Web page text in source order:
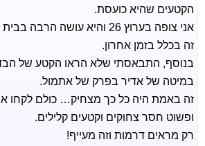
הקטעים שהיא כועסת.
אני צופה בערוץ 26 והיא עושה
זה בכלל בזמן אחרון.
בנוסף, התבאסתי שלא הראו הקטע של
במיטה של אדיר בפרק של אתמול.
זה באמת היה כל כך מצחיק… כולם לקחו
ופשוט חסר צחוקים וקטעים קלילים.
רק מראים דרמות וזה מעייף!